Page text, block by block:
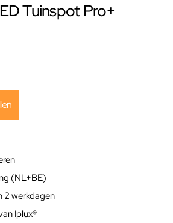
Tuinspot Pro+
(NL+BE)
2 werkdagen
Iplux®